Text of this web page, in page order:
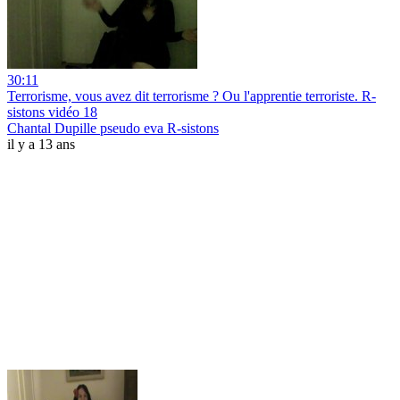
30:11
Terrorisme, vous avez dit terrorisme ? Ou l'apprentie terroriste. R-
sistons vidéo 18
Chantal Dupille pseudo eva R-sistons
il y a 13 ans